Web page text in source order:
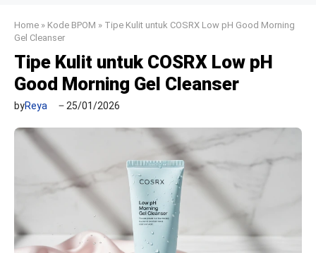
Home » Kode BPOM » Tipe Kulit untuk COSRX Low pH Good Morning
Gel Cleanser
Tipe Kulit untuk COSRX Low pH
Good Morning Gel Cleanser
byReya 25/01/2026